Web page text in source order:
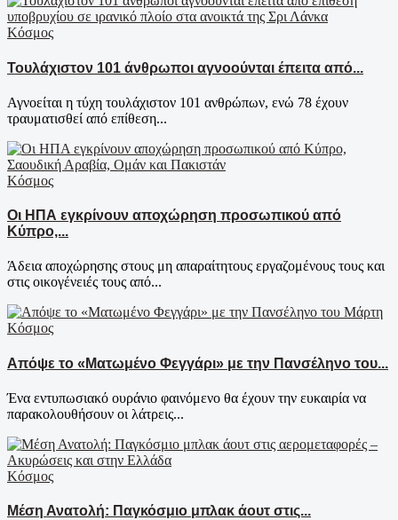
Κόσμος
Τουλάχιστον 101 άνθρωποι αγνοούνται έπειτα από...
Αγνοείται η τύχη τουλάχιστον 101 ανθρώπων, ενώ 78 έχουν
τραυματισθεί από επίθεση...
Κόσμος
Οι ΗΠΑ εγκρίνουν αποχώρηση προσωπικού από
Κύπρο,...
Άδεια αποχώρησης στους μη απαραίτητους εργαζομένους τους και
στις οικογένειές τους από...
Κόσμος
Απόψε το «Ματωμένο Φεγγάρι» με την Πανσέληνο του...
Ένα εντυπωσιακό ουράνιο φαινόμενο θα έχουν την ευκαιρία να
παρακολουθήσουν οι λάτρεις...
Κόσμος
Μέση Ανατολή: Παγκόσμιο μπλακ άουτ στις...